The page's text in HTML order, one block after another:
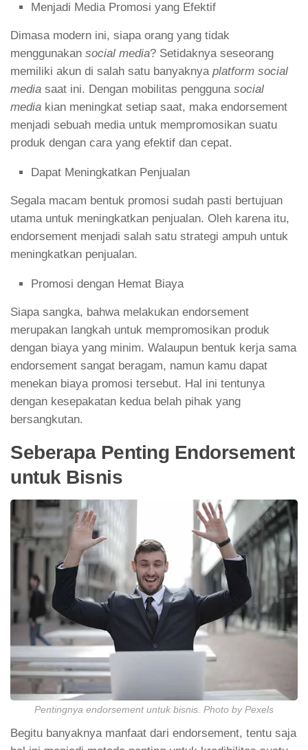
Menjadi Media Promosi yang Efektif
Dimasa modern ini, siapa orang yang tidak
menggunakan social media? Setidaknya seseorang
memiliki akun di salah satu banyaknya platform social
media saat ini. Dengan mobilitas pengguna social
media kian meningkat setiap saat, maka endorsement
menjadi sebuah media untuk mempromosikan suatu
produk dengan cara yang efektif dan cepat.
Dapat Meningkatkan Penjualan
Segala macam bentuk promosi sudah pasti bertujuan
utama untuk meningkatkan penjualan. Oleh karena itu,
endorsement menjadi salah satu strategi ampuh untuk
meningkatkan penjualan.
Promosi dengan Hemat Biaya
Siapa sangka, bahwa melakukan endorsement
merupakan langkah untuk mempromosikan produk
dengan biaya yang minim. Walaupun bentuk kerja sama
endorsement sangat beragam, namun kamu dapat
menekan biaya promosi tersebut. Hal ini tentunya
dengan kesepakatan kedua belah pihak yang
bersangkutan.
Seberapa Penting Endorsement
untuk Bisnis
Pentingnya endorsement untuk bisnis. Photo by Pexels
Begitu banyaknya manfaat dari endorsement, tentu saja